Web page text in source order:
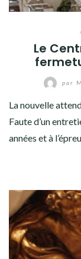
Le
par
La nouvelle
Faute d’un
années et à